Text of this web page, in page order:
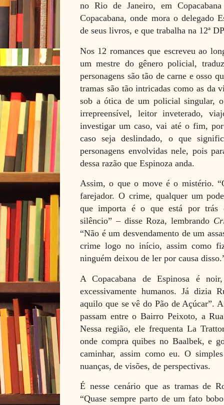
no Rio de Janeiro, em
Copacabana, onde mora o delegado
de seus livros, e que trabalha na 12ª
Nos 12 romances que escreveu ao
um mestre do gênero policial,
personagens são tão de carne e osso
tramas são tão intricadas como as da
sob a ótica de um policial singular,
irrepreensível, leitor inveterado,
investigar um caso, vai até o fim,
caso seja deslindado, o que
personagens envolvidas nele, pois
dessa razão que Espinoza anda.
Assim, o que o move é o mistério.
farejador. O crime, qualquer um
que importa é o que está por trás
silêncio” – disse Roza, lembrando
“Não é um desvendamento de um
crime logo no início, assim como
ninguém deixou de ler por causa
A Copacabana de Espinosa é
excessivamente humanos. Já dizia
aquilo que se vê do Pão de Açúcar”.
passam entre o Bairro Peixoto, a
Nessa região, ele frequenta La
onde compra quibes no Baalbek, e
caminhar, assim como eu. O
nuanças, de visões, de perspectivas.
É nesse cenário que as tramas de
“Quase sempre parto de um fato